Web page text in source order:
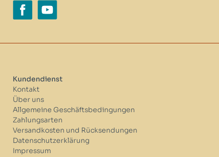
Kundendienst
Kontakt
Über uns
Allgemeine Geschäftsbedingungen
Zahlungsarten
Versandkosten und Rücksendungen
Datenschutzerklärung
Impressum